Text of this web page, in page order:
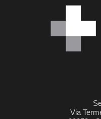
Via